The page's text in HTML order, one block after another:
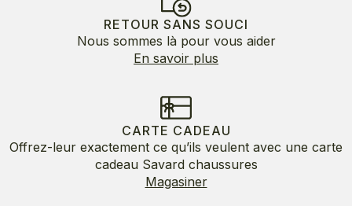
RETOUR SANS SOUCI
Nous sommes là pour vous aider
En savoir plus
CARTE CADEAU
Offrez-leur exactement ce qu’ils veulent avec une carte
cadeau Savard chaussures
Magasiner